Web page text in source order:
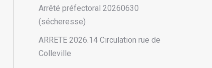
Arrêté préfectoral 20260630
(sécheresse)
ARRETE 2026.14 Circulation rue de
Colleville